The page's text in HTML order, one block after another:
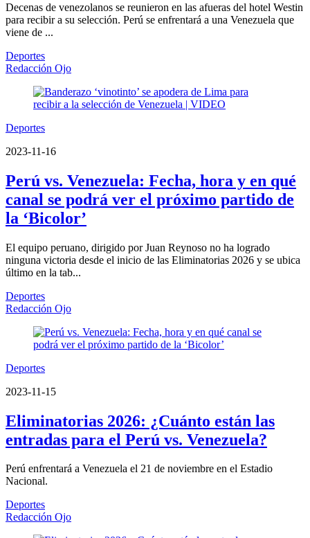
Decenas de venezolanos se reunieron en las afueras del hotel Westin
para recibir a su selección. Perú se enfrentará a una Venezuela que
viene de ...
Deportes
Redacción Ojo
Deportes
2023-11-16
Perú vs. Venezuela: Fecha, hora y en qué
canal se podrá ver el próximo partido de
la ‘Bicolor’
El equipo peruano, dirigido por Juan Reynoso no ha logrado
ninguna victoria desde el inicio de las Eliminatorias 2026 y se ubica
último en la tab...
Deportes
Redacción Ojo
Deportes
2023-11-15
Eliminatorias 2026: ¿Cuánto están las
entradas para el Perú vs. Venezuela?
Perú enfrentará a Venezuela el 21 de noviembre en el Estadio
Nacional.
Deportes
Redacción Ojo